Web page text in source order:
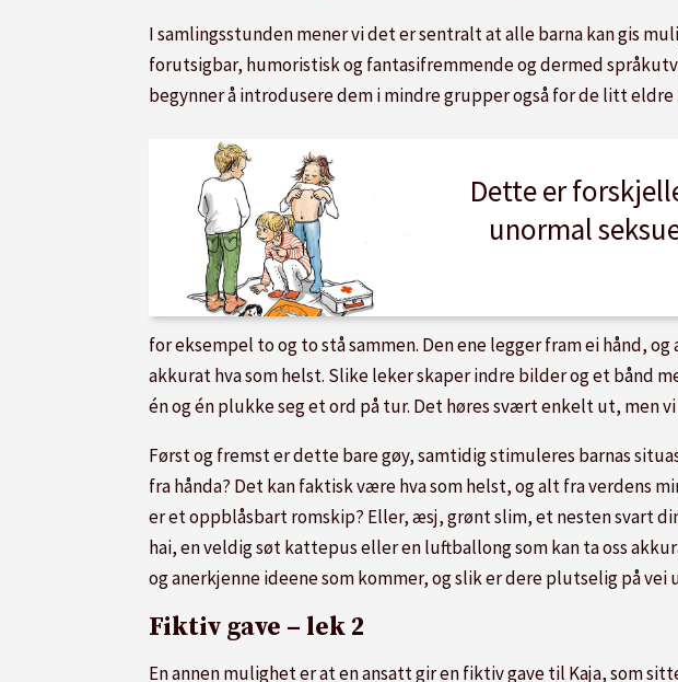
I samlingsstunden mener vi det er sentralt at alle barna kan gis
forutsigbar, humoristisk og fantasifremmende og dermed
begynner å introdusere dem i mindre grupper også for de litt eldre
Dette er
unormal
for eksempel to og to stå sammen. Den ene legger fram ei hånd,
akkurat hva som helst. Slike leker skaper indre bilder og et bånd
én og én plukke seg et ord på tur. Det høres svært enkelt ut, men
Først og fremst er dette bare gøy, samtidig stimuleres barnas
fra hånda? Det kan faktisk være hva som helst, og alt fra verdens
er et oppblåsbart romskip? Eller, æsj, grønt slim, et nesten svart
hai, en veldig søt kattepus eller en luftballong som kan ta oss
og anerkjenne ideene som kommer, og slik er dere plutselig på vei
Fiktiv gave – lek 2
En annen mulighet er at en ansatt gir en fiktiv gave til Kaja, som